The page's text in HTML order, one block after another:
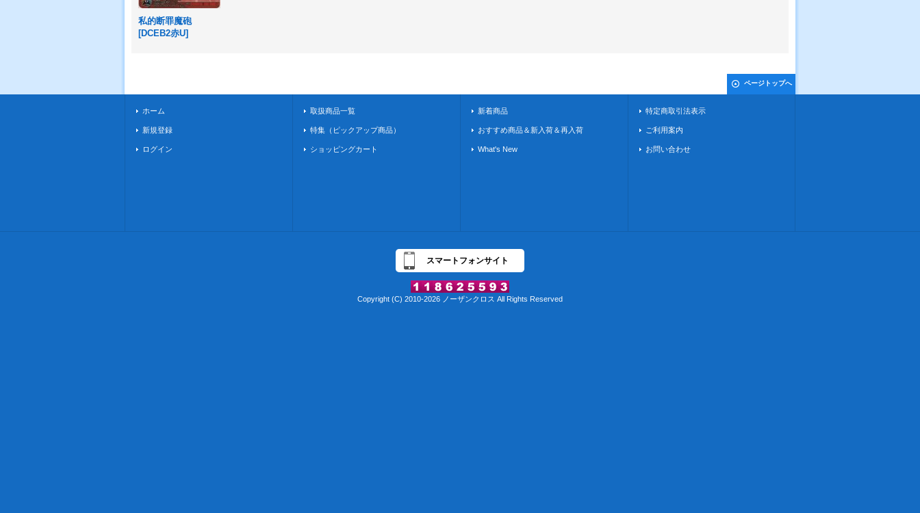
私的断罪魔砲
[DCEB2赤U]
ページトップへ
ホーム
新規登録
ログイン
取扱商品一覧
特集（ピックアップ商品）
ショッピングカート
新着商品
おすすめ商品＆新入荷＆再入荷
What's New
特定商取引法表示
ご利用案内
お問い合わせ
スマートフォンサイト
Copyright (C) 2010-2026 ノーザンクロス All Rights Reserved